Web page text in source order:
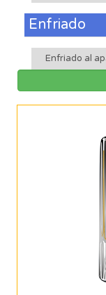
Enfriado
Enfriado al